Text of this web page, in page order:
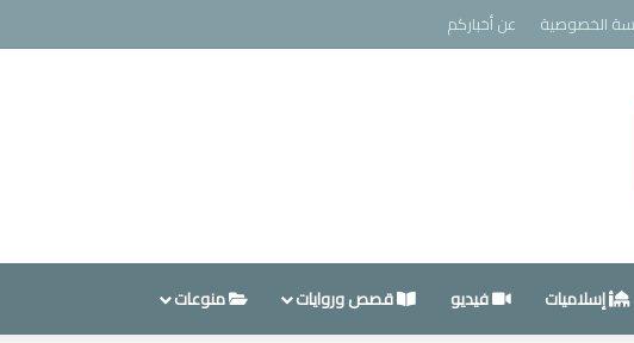
الخصوصية عن أخباركم
إسلاميات فيديو قصص وروايات منوعات